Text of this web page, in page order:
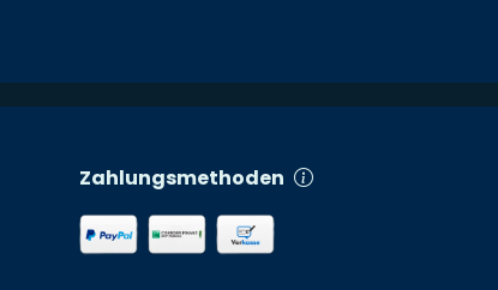
Zahlungsmethoden